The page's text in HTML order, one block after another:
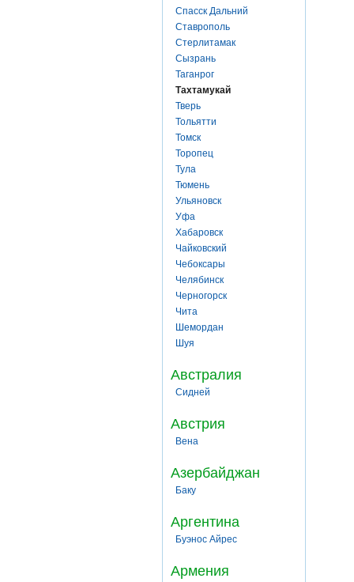
Спасск Дальний
Ставрополь
Стерлитамак
Сызрань
Таганрог
Тахтамукай
Тверь
Тольятти
Томск
Торопец
Тула
Тюмень
Ульяновск
Уфа
Хабаровск
Чайковский
Чебоксары
Челябинск
Черногорск
Чита
Шемордан
Шуя
Австралия
Сидней
Австрия
Вена
Азербайджан
Баку
Аргентина
Буэнос Айрес
Армения